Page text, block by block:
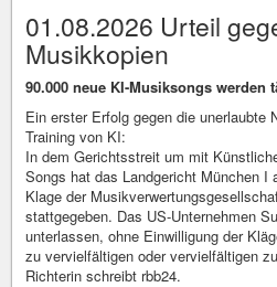
01.08.2026 Urteil
Musikkopien
90.000 neue KI-Musiksongs werden
Ein erster Erfolg gegen die unerlaubte
Training von KI:
In dem Gerichtsstreit um mit
Songs hat das Landgericht München I
Klage der
stattgegeben. Das US-Unternehmen
unterlassen, ohne Einwilligung der
zu vervielfältigen oder vervielfältigen
Richterin schreibt rbb24.